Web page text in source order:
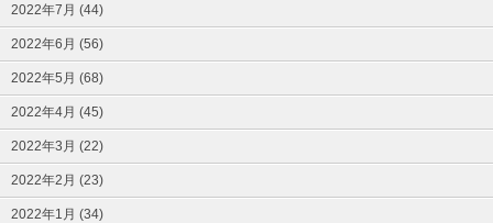
2022年7月 (44)
2022年6月 (56)
2022年5月 (68)
2022年4月 (45)
2022年3月 (22)
2022年2月 (23)
2022年1月 (34)